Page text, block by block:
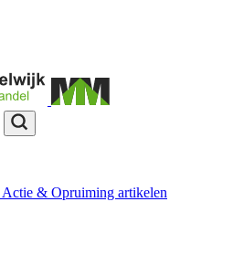
Actie & Opruiming artikelen